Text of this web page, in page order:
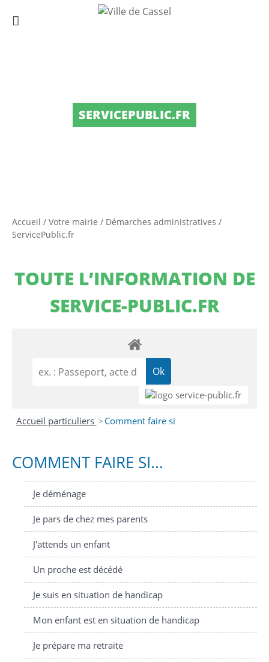
SERVICEPUBLIC.FR
Accueil / Votre mairie / Démarches administratives /
ServicePublic.fr
TOUTE L’INFORMATION DE
SERVICE-PUBLIC.FR
Accueil particuliers > Comment faire si
COMMENT FAIRE SI...
Je déménage
Je pars de chez mes parents
J'attends un enfant
Un proche est décédé
Je suis en situation de handicap
Mon enfant est en situation de handicap
Je prépare ma retraite